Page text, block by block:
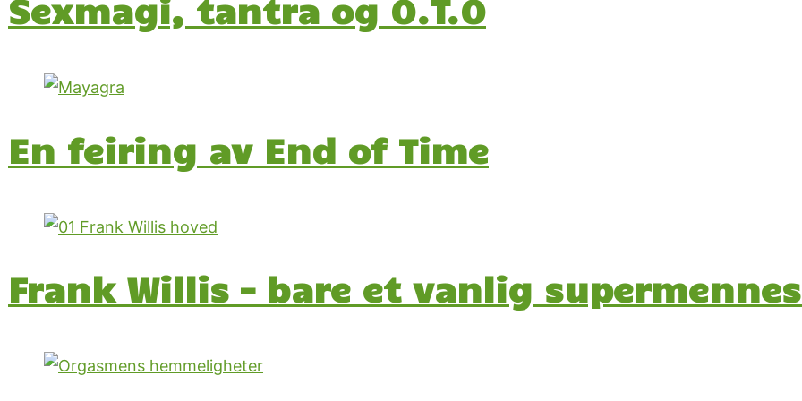
Sexmagi, tantra og O.T.O
En feiring av End of Time
Frank Willis – bare et vanlig